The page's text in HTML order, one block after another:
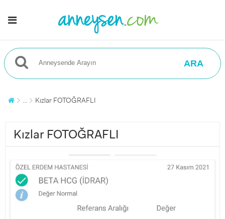
ARA
... Kızlar FOTOĞRAFLI
Kızlar FOTOĞRAFLI